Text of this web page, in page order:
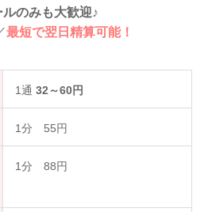
ルのみも大歓迎♪
最短で翌日精算可能！
1通 32～60円
1分 55円
1分 88円